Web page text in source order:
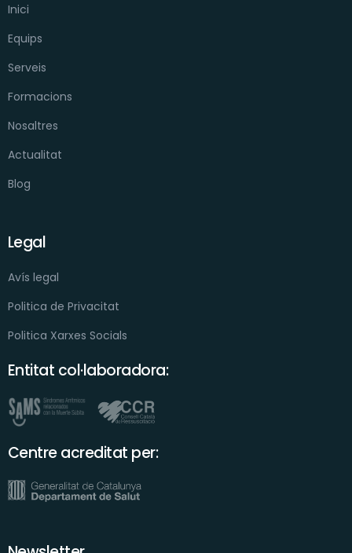
Inici
Equips
Serveis
Formacions
Nosaltres
Actualitat
Blog
Legal
Avís legal
Politica de Privacitat
Politica Xarxes Socials
Entitat col·laboradora:
Centre acreditat per: